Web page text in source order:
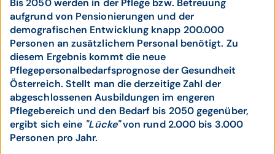
Bis 2050 werden in der Pflege bzw. Betreuung
aufgrund von Pensionierungen und der
demografischen Entwicklung knapp 200.000
Personen an zusätzlichem Personal benötigt. Zu
diesem Ergebnis kommt die neue
Pflegepersonalbedarfsprognose der Gesundheit
Österreich. Stellt man die derzeitige Zahl der
abgeschlossenen Ausbildungen im engeren
Pflegebereich und den Bedarf bis 2050 gegenüber,
ergibt sich eine "Lücke"von rund 2.000 bis 3.000
Personen pro Jahr.